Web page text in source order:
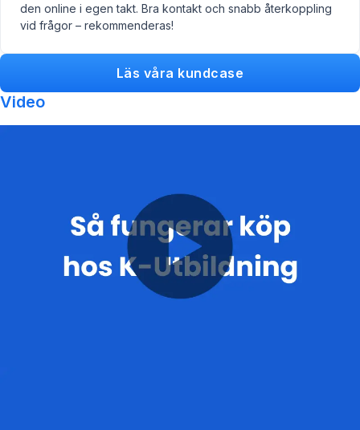
den online i egen takt. Bra kontakt och snabb återkoppling
vid frågor – rekommenderas!
Läs våra kundcase
Video